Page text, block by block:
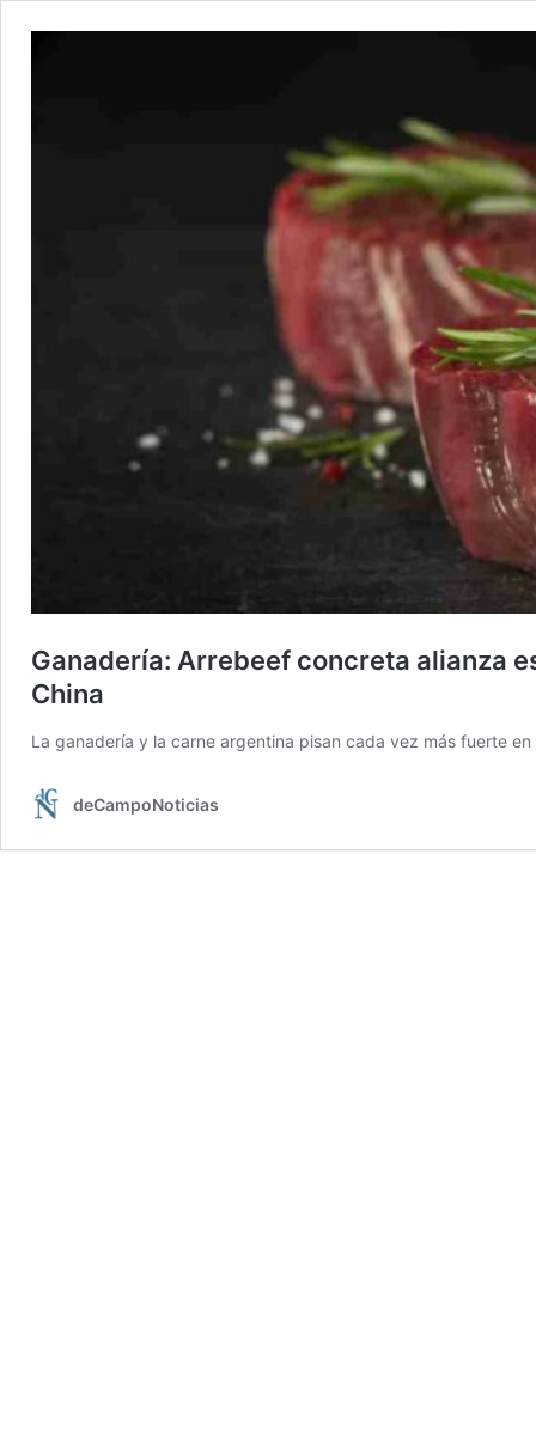
Ganadería: Arrebeef concreta alianza
China
La ganadería y la carne argentina pisan cada vez más fuerte en
deCampoNoticias